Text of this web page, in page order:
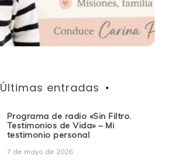
Últimas entradas
Programa de radio «Sin Filtro.
Testimonios de Vida» – Mi
testimonio personal
7 de mayo de 2026